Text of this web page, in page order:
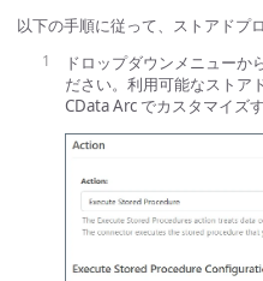
以下の手順に従って、ストアドプ
ドロップダウンメニューか
ださい。利用可能なストア
CData Arc でカスタマイズ